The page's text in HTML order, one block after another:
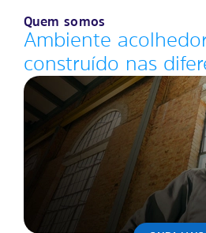
Quem somos
Ambiente
construído nas